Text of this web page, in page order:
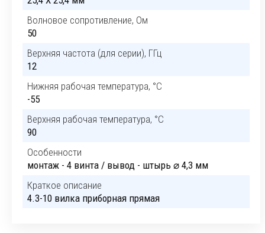
Волновое сопротивление, Ом
50
Верхняя частота (для серии), ГГц
12
Нижняя рабочая температура, °C
-55
Верхняя рабочая температура, °C
90
Особенности
монтаж - 4 винта / вывод - штырь ⌀ 4,3 мм
Краткое описание
4.3-10 вилка приборная прямая